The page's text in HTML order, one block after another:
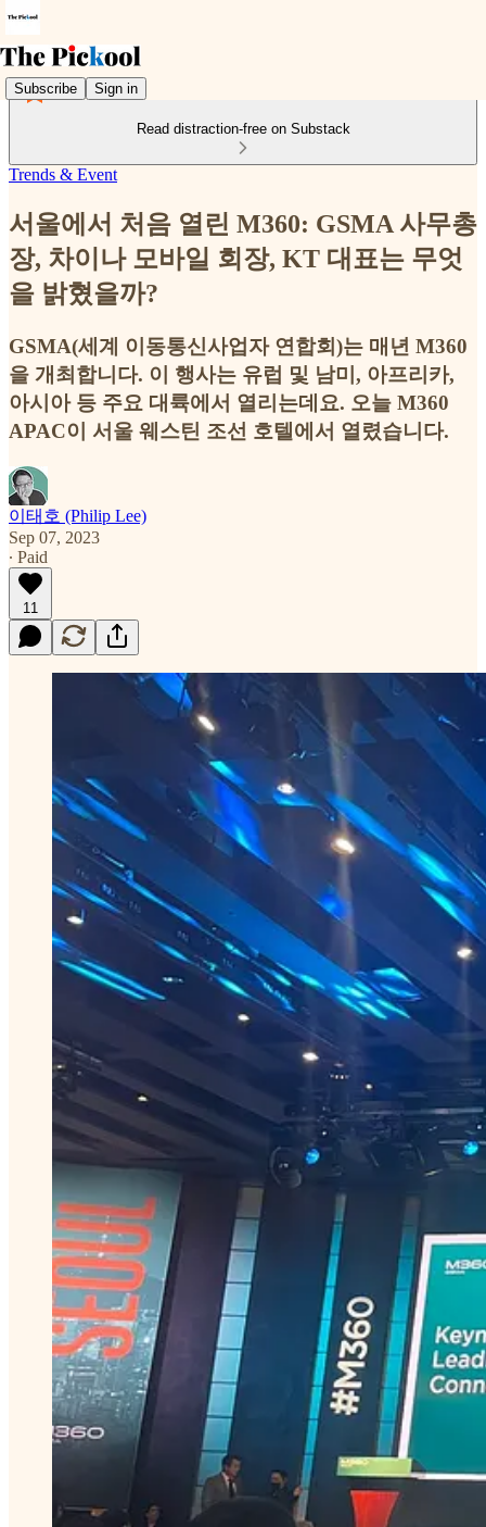
Subscribe Sign in
Read distraction-free on Substack
Trends & Event
서울에서 처음 열린 M360: GSMA 사무총
장, 차이나 모바일 회장, KT 대표는 무엇
을 밝혔을까?
GSMA(세계 이동통신사업자 연합회)는 매년 M360
을 개최합니다. 이 행사는 유럽 및 남미, 아프리카,
아시아 등 주요 대륙에서 열리는데요. 오늘 M360
APAC이 서울 웨스틴 조선 호텔에서 열렸습니다.
이태호 (Philip Lee)
Sep 07, 2023
∙ Paid
11